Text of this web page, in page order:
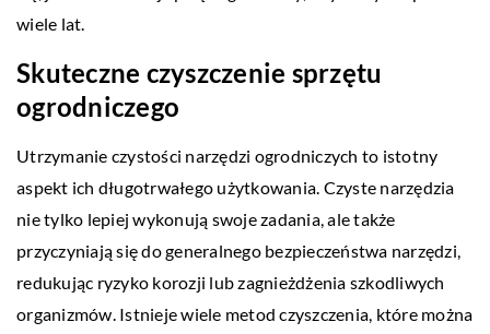
wiele lat.
Skuteczne czyszczenie sprzętu
ogrodniczego
Utrzymanie czystości narzędzi ogrodniczych to istotny
aspekt ich długotrwałego użytkowania. Czyste narzędzia
nie tylko lepiej wykonują swoje zadania, ale także
przyczyniają się do generalnego bezpieczeństwa narzędzi,
redukując ryzyko korozji lub zagnieżdżenia szkodliwych
organizmów. Istnieje wiele metod czyszczenia, które można